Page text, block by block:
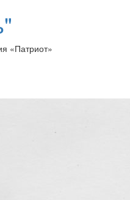
«Патриот»